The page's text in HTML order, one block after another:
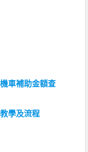
車補助金額查
學及流程